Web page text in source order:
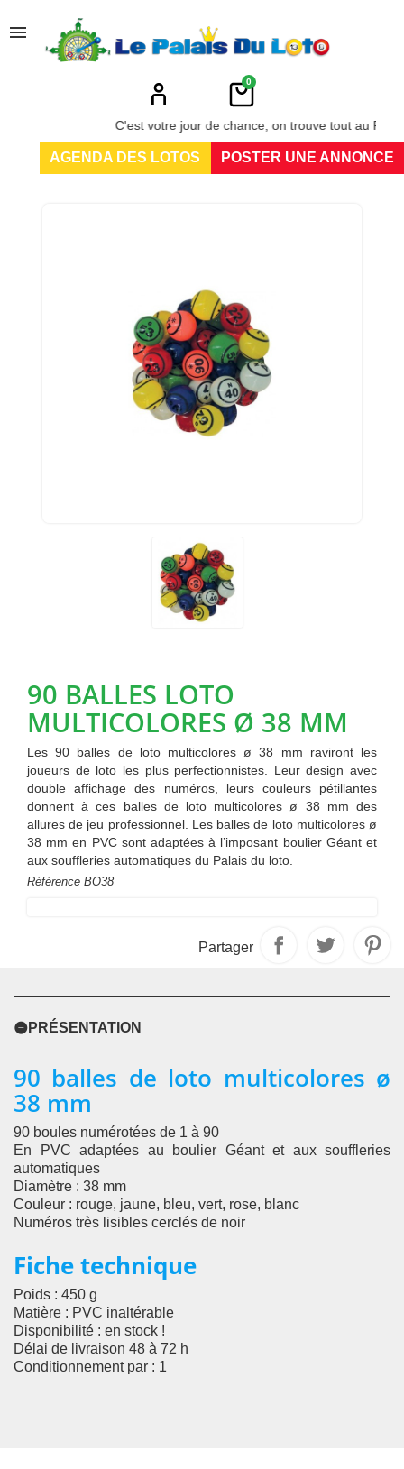
0
AGENDA DES LOTOS POSTER UNE ANNONCE
C'est votre jour de chance, on trouve tout au Palais
90 BALLES LOTO
MULTICOLORES Ø 38 MM
Les 90 balles de loto multicolores ø 38 mm raviront les
joueurs de loto les plus perfectionnistes. Leur design avec
double affichage des numéros, leurs couleurs pétillantes
donnent à ces balles de loto multicolores ø 38 mm des
allures de jeu professionnel. Les balles de loto multicolores ø
38 mm en PVC sont adaptées à l’imposant boulier Géant et
aux souffleries automatiques du Palais du loto.
Référence BO38
Partager
PRÉSENTATION
90 balles de loto multicolores ø
38 mm
90 boules numérotées de 1 à 90
En PVC adaptées au boulier Géant et aux souffleries
automatiques
Diamètre : 38 mm
Couleur : rouge, jaune, bleu, vert, rose, blanc
Numéros très lisibles cerclés de noir
Fiche technique
Poids : 450 g
Matière : PVC inaltérable
Disponibilité : en stock !
Délai de livraison 48 à 72 h
Conditionnement par : 1
menu